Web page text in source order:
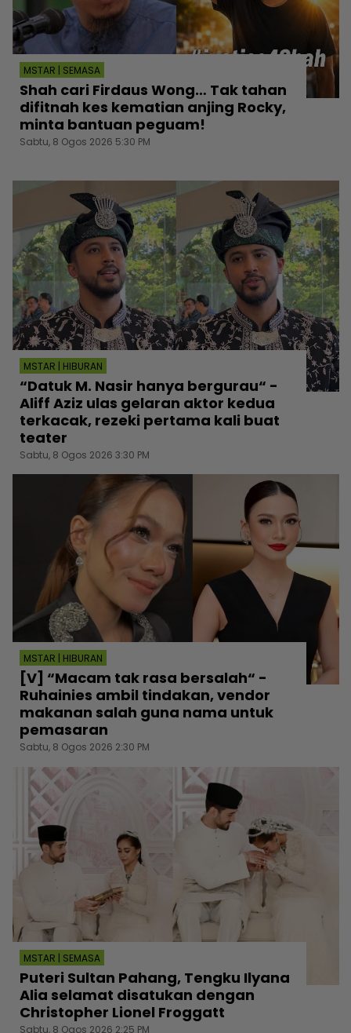
MSTAR | SEMASA
Shah cari Firdaus Wong… Tak tahan
difitnah kes kematian anjing Rocky,
minta bantuan peguam!
Sabtu, 8 Ogos 2026 5:30 PM
MSTAR | HIBURAN
“Datuk M. Nasir hanya bergurau“ -
Aliff Aziz ulas gelaran aktor kedua
terkacak, rezeki pertama kali buat
teater
Sabtu, 8 Ogos 2026 3:30 PM
MSTAR | HIBURAN
[V] “Macam tak rasa bersalah“ -
Ruhainies ambil tindakan, vendor
makanan salah guna nama untuk
pemasaran
Sabtu, 8 Ogos 2026 2:30 PM
MSTAR | SEMASA
Puteri Sultan Pahang, Tengku Ilyana
Alia selamat disatukan dengan
Christopher Lionel Froggatt
Sabtu, 8 Ogos 2026 2:25 PM